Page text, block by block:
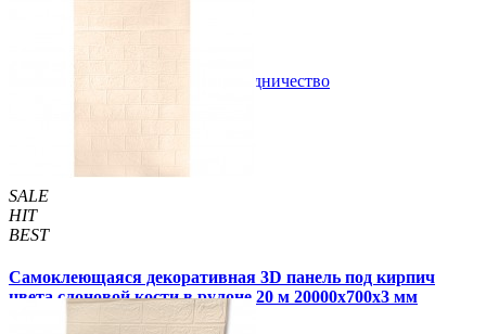
Сотрудничество
SALE
HIT
BEST
Самоклеющаяся декоративная 3D панель под кирпич
цвета слоновой кости в рулоне 20 м 20000x700x3 мм